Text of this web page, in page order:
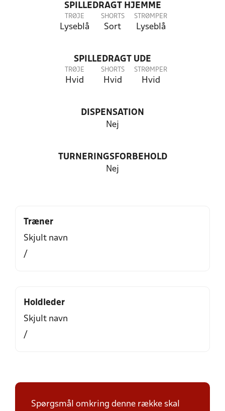
SPILLEDRAGT HJEMME
TRØJE
Lyseblå
SHORTS
Sort
STRØMPER
Lyseblå
SPILLEDRAGT UDE
TRØJE
Hvid
SHORTS
Hvid
STRØMPER
Hvid
DISPENSATION
Nej
TURNERINGSFORBEHOLD
Nej
Træner
Skjult navn
/
Holdleder
Skjult navn
/
Spørgsmål omkring denne række skal